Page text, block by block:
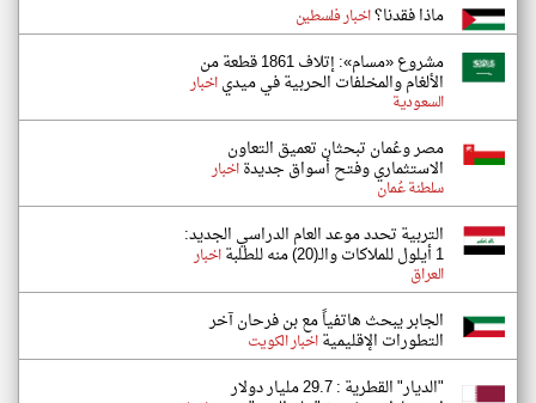
ماذا فقدنا؟اخبار فلسطين
مشروع «مسام»: إتلاف 1861 قطعة من
الألغام والمخلفات الحربية في ميدياخبار
السعودية
مصر وعُمان تبحثان تعميق التعاون
الاستثماري وفتح أسواق جديدةاخبار
سلطنة عُمان
التربية تحدد موعد العام الدراسي الجديد:
1 أيلول للملاكات والـ(20) منه للطلبة اخبار
العراق
الجابر يبحث هاتفياً مع بن فرحان آخر
التطورات الإقليميةاخبار الكويت
"الديار" القطرية : 29.7 مليار دولار